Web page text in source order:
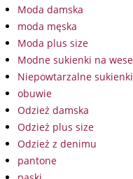
Moda damska
moda męska
Moda plus size
Modne sukienki na
Niepowtarzalne
obuwie
Odzież damska
Odzież plus size
Odzież z denimu
pantone